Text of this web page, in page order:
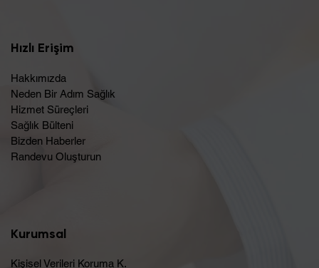
Hızlı Erişim
Hakkımızda
Neden Bir Adım Sağlık
Hizmet Süreçleri
Sağlık Bülteni
Bizden Haberler
Randevu Oluşturun​
Kurumsal
Kişisel Verileri Koruma K.